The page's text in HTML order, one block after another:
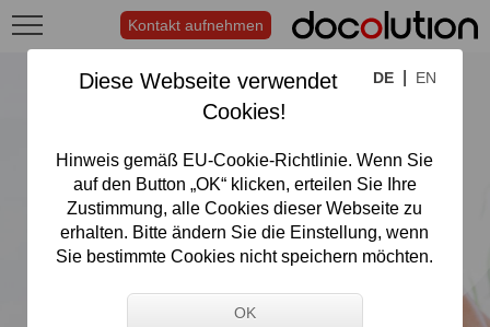
DE EN
Diese Webseite verwendet
Cookies!
Hinweis gemäß EU-Cookie-Richtlinie. Wenn Sie
auf den Button „OK“ klicken, erteilen Sie Ihre
Zustimmung, alle Cookies dieser Webseite zu
erhalten. Bitte ändern Sie die Einstellung, wenn
Sie bestimmte Cookies nicht speichern möchten.
Kontakt aufnehmen